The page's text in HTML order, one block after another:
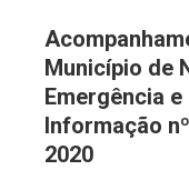
Município de
Emergência
Informação
2020